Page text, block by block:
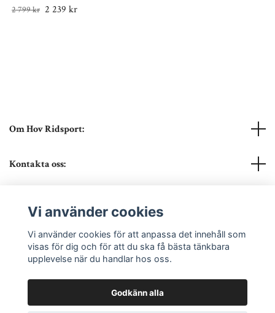
2 799 kr 2 239 kr
Om Hov Ridsport:
Kontakta oss:
Sociala medier
Vi använder cookies
Vi använder cookies för att anpassa det innehåll som
visas för dig och för att du ska få bästa tänkbara
upplevelse när du handlar hos oss.
Godkänn alla